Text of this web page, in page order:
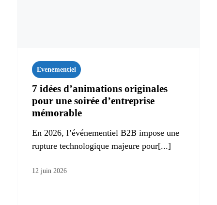
Evenementiel
7 idées d’animations originales
pour une soirée d’entreprise
mémorable
En 2026, l’événementiel B2B impose une
rupture technologique majeure pour[...]
12 juin 2026